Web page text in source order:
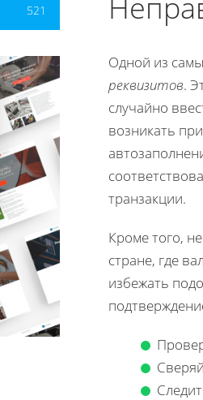
521
Одной из
реквизитов.
случайно
возникать
транзакции.
Кроме того,
стране, где
избежать